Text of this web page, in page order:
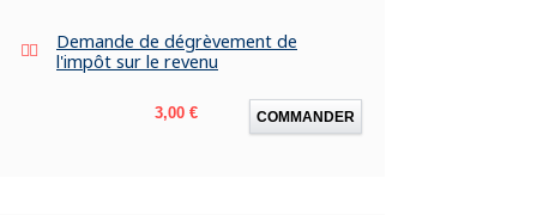
Demande de dégrèvement de
l'impôt sur le revenu
Prix
3,00 € COMMANDER